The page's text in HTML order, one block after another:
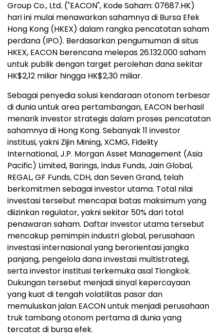
Group Co., Ltd. ("EACON", Kode Saham: 07687.HK)
hari ini mulai menawarkan sahamnya di Bursa Efek
Hong Kong (HKEX) dalam rangka pencatatan saham
perdana (IPO). Berdasarkan pengumuman di situs
HKEX, EACON berencana melepas 26.132.000 saham
untuk publik dengan target perolehan dana sekitar
HK$2,12 miliar hingga HK$2,30 miliar.
Sebagai penyedia solusi kendaraan otonom terbesar
di dunia untuk area pertambangan, EACON berhasil
menarik investor strategis dalam proses pencatatan
sahamnya di Hong Kong. Sebanyak 11 investor
institusi, yakni Zijin Mining, XCMG, Fidelity
International, J.P. Morgan Asset Management (Asia
Pacific) Limited, Barings, Indus Funds, Jain Global,
REGAL, GF Funds, CDH, dan Seven Grand, telah
berkomitmen sebagai investor utama. Total nilai
investasi tersebut mencapai batas maksimum yang
diizinkan regulator, yakni sekitar 50% dari total
penawaran saham. Daftar investor utama tersebut
mencakup pemimpin industri global, perusahaan
investasi internasional yang berorientasi jangka
panjang, pengelola dana investasi multistrategi,
serta investor institusi terkemuka asal Tiongkok.
Dukungan tersebut menjadi sinyal kepercayaan
yang kuat di tengah volatilitas pasar dan
memuluskan jalan EACON untuk menjadi perusahaan
truk tambang otonom pertama di dunia yang
tercatat di bursa efek.